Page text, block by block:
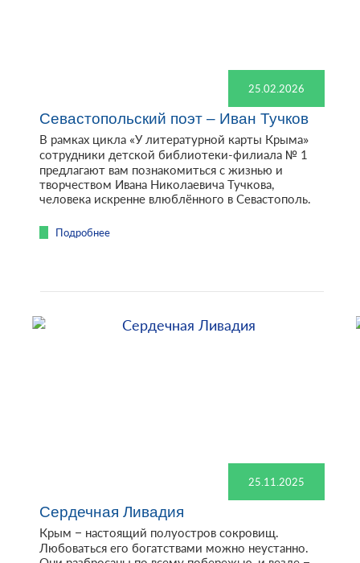
25.02.2026
Севастопольский поэт – Иван Тучков
В рамках цикла «У литературной карты Крыма»
сотрудники детской библиотеки-филиала № 1
предлагают вам познакомиться с жизнью и
творчеством Ивана Николаевича Тучкова,
человека искренне влюблённого в Севастополь.
Подробнее
25.11.2025
Сердечная Ливадия
Крым – настоящий полуостров сокровищ.
Любоваться его богатствами можно неустанно.